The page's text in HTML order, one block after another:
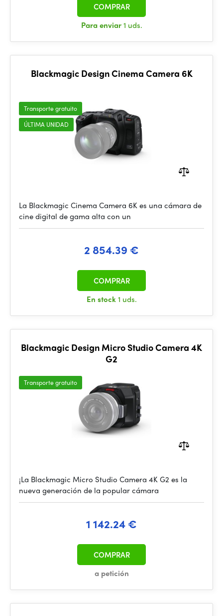
Para enviar1 uds.
COMPRAR
Blackmagic Design Cinema Camera 6K
Transporte gratuito
ÚLTIMA UNIDAD
La Blackmagic Cinema Camera 6K es una cámara de
cine digital de gama alta con un
2 854.39 €
En stock1 uds.
COMPRAR
Blackmagic Design Micro Studio Camera 4K
G2
Transporte gratuito
¡La Blackmagic Micro Studio Camera 4K G2 es la
nueva generación de la popular cámara
1 142.24 €
a petición
COMPRAR